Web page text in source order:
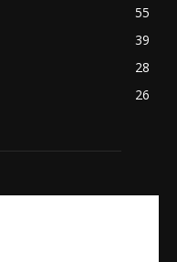
55
39
28
26